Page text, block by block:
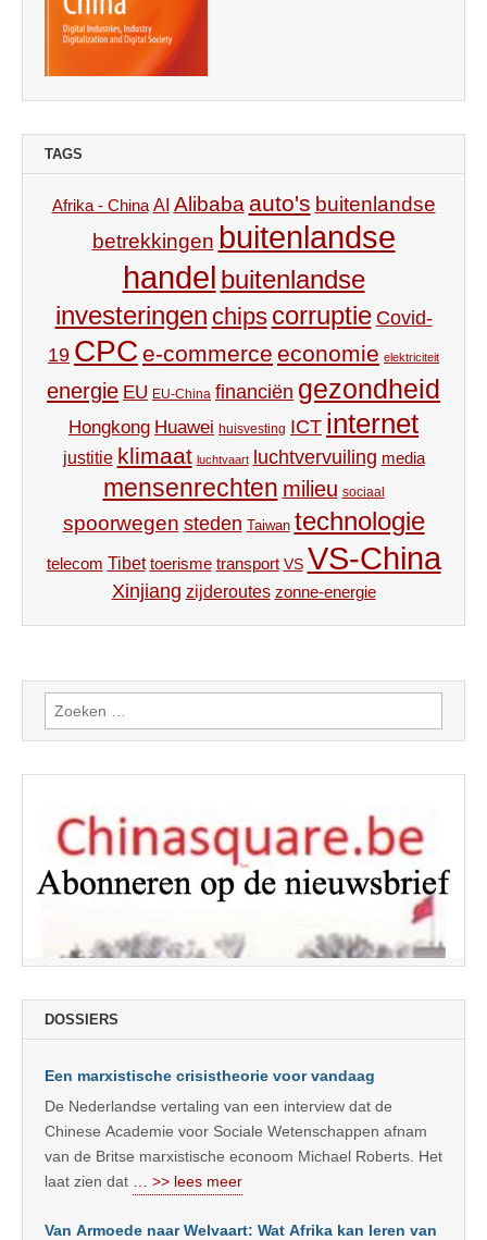
TAGS
Afrika - China AI Alibaba auto's buitenlandse
betrekkingen buitenlandse
handel buitenlandse
investeringen chips corruptie Covid-
19 CPC e-commerce economie elektriciteit
energie EU EU-China financiën gezondheid
Hongkong Huawei huisvesting ICT internet
justitie klimaat luchtvaart luchtvervuiling media
mensenrechten milieu sociaal
spoorwegen steden Taiwan technologie
telecom Tibet toerisme transport VS VS-China
Xinjiang zijderoutes zonne-energie
Zoeken
naar:
DOSSIERS
Een marxistische crisistheorie voor vandaag
De Nederlandse vertaling van een interview dat de
Chinese Academie voor Sociale Wetenschappen afnam
van de Britse marxistische econoom Michael Roberts. Het
laat zien dat
… >> lees meer
Van Armoede naar Welvaart: Wat Afrika kan leren van